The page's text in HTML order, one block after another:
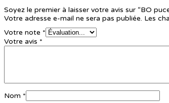
Soyez le premier à laisser votre avis sur “BO
Votre adresse e-mail ne sera pas publiée. Les
Votre note *
Votre avis *
Nom *